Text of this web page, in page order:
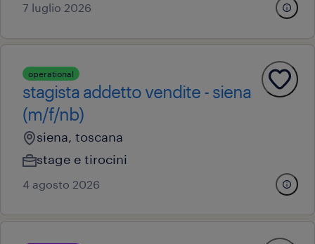
7 luglio 2026
operational
stagista addetto vendite - siena
(m/f/nb)
siena, toscana
stage e tirocini
4 agosto 2026